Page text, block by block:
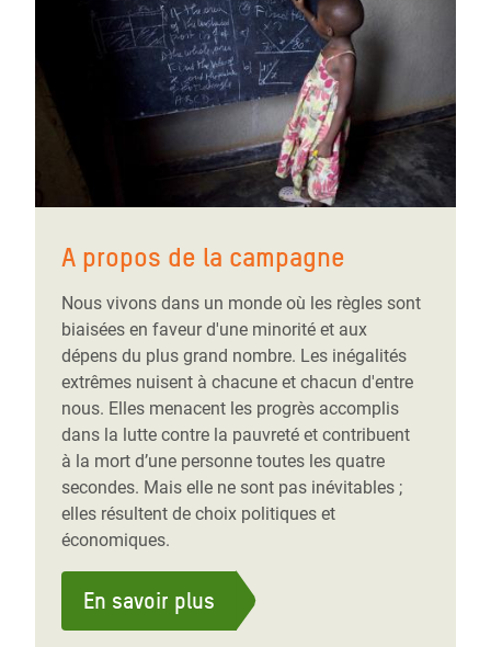
A propos de la campagne
Nous vivons dans un monde où les règles sont
biaisées en faveur d'une minorité et aux
dépens du plus grand nombre. Les inégalités
extrêmes nuisent à chacune et chacun d'entre
nous. Elles menacent les progrès accomplis
dans la lutte contre la pauvreté et contribuent
à la mort d’une personne toutes les quatre
secondes. Mais elle ne sont pas inévitables ;
elles résultent de choix politiques et
économiques.
En savoir plus